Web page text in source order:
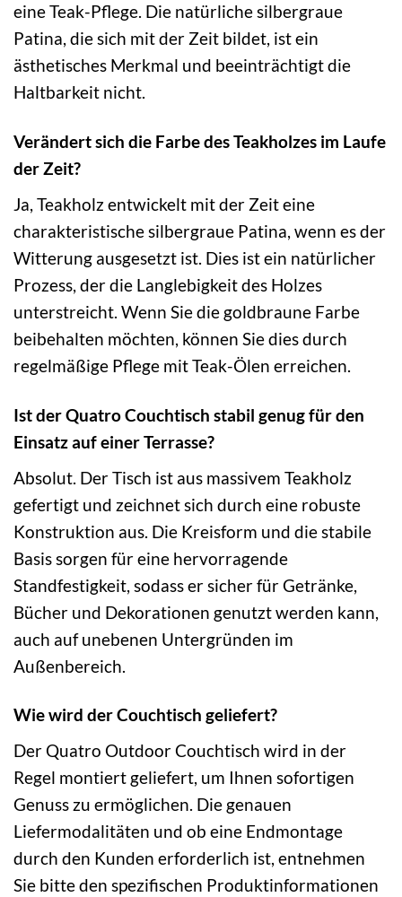
eine Teak-Pflege. Die natürliche silbergraue
Patina, die sich mit der Zeit bildet, ist ein
ästhetisches Merkmal und beeinträchtigt die
Haltbarkeit nicht.
Verändert sich die Farbe des Teakholzes im Laufe
der Zeit?
Ja, Teakholz entwickelt mit der Zeit eine
charakteristische silbergraue Patina, wenn es der
Witterung ausgesetzt ist. Dies ist ein natürlicher
Prozess, der die Langlebigkeit des Holzes
unterstreicht. Wenn Sie die goldbraune Farbe
beibehalten möchten, können Sie dies durch
regelmäßige Pflege mit Teak-Ölen erreichen.
Ist der Quatro Couchtisch stabil genug für den
Einsatz auf einer Terrasse?
Absolut. Der Tisch ist aus massivem Teakholz
gefertigt und zeichnet sich durch eine robuste
Konstruktion aus. Die Kreisform und die stabile
Basis sorgen für eine hervorragende
Standfestigkeit, sodass er sicher für Getränke,
Bücher und Dekorationen genutzt werden kann,
auch auf unebenen Untergründen im
Außenbereich.
Wie wird der Couchtisch geliefert?
Der Quatro Outdoor Couchtisch wird in der
Regel montiert geliefert, um Ihnen sofortigen
Genuss zu ermöglichen. Die genauen
Liefermodalitäten und ob eine Endmontage
durch den Kunden erforderlich ist, entnehmen
Sie bitte den spezifischen Produktinformationen